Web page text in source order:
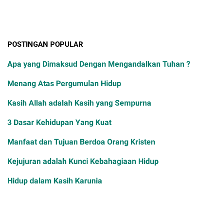
POSTINGAN POPULAR
Apa yang Dimaksud Dengan Mengandalkan Tuhan ?
Menang Atas Pergumulan Hidup
Kasih Allah adalah Kasih yang Sempurna
3 Dasar Kehidupan Yang Kuat
Manfaat dan Tujuan Berdoa Orang Kristen
Kejujuran adalah Kunci Kebahagiaan Hidup
Hidup dalam Kasih Karunia